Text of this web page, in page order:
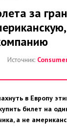
за
Источник:
в Европу
билет на
а не